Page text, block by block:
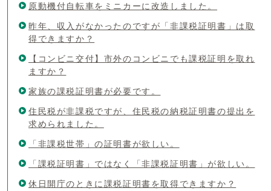
原動機付自転車をミニカーに改造しました。
昨年、収入がなかったのですが「非課税証明書」は取
得できますか？
【コンビニ交付】市外のコンビニでも課税証明を取れ
ますか？
家族の課税証明書が必要です。
住民税が非課税ですが、住民税の納税証明書の提出を
求められました。
「非課税世帯」の証明書が欲しい。
「課税証明書」ではなく「非課税証明書」が欲しい。
休日開庁のときに課税証明書を取得できますか？